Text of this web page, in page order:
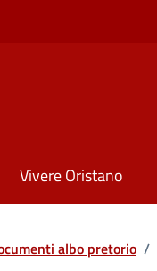
Vivere Oristano
albo pretorio /